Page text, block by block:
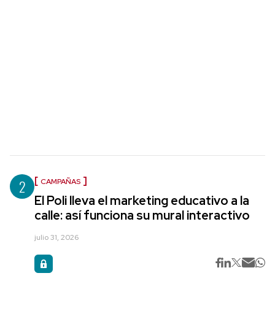
2 CAMPAÑAS
El Poli lleva el marketing educativo a la
calle: así funciona su mural interactivo
julio 31, 2026